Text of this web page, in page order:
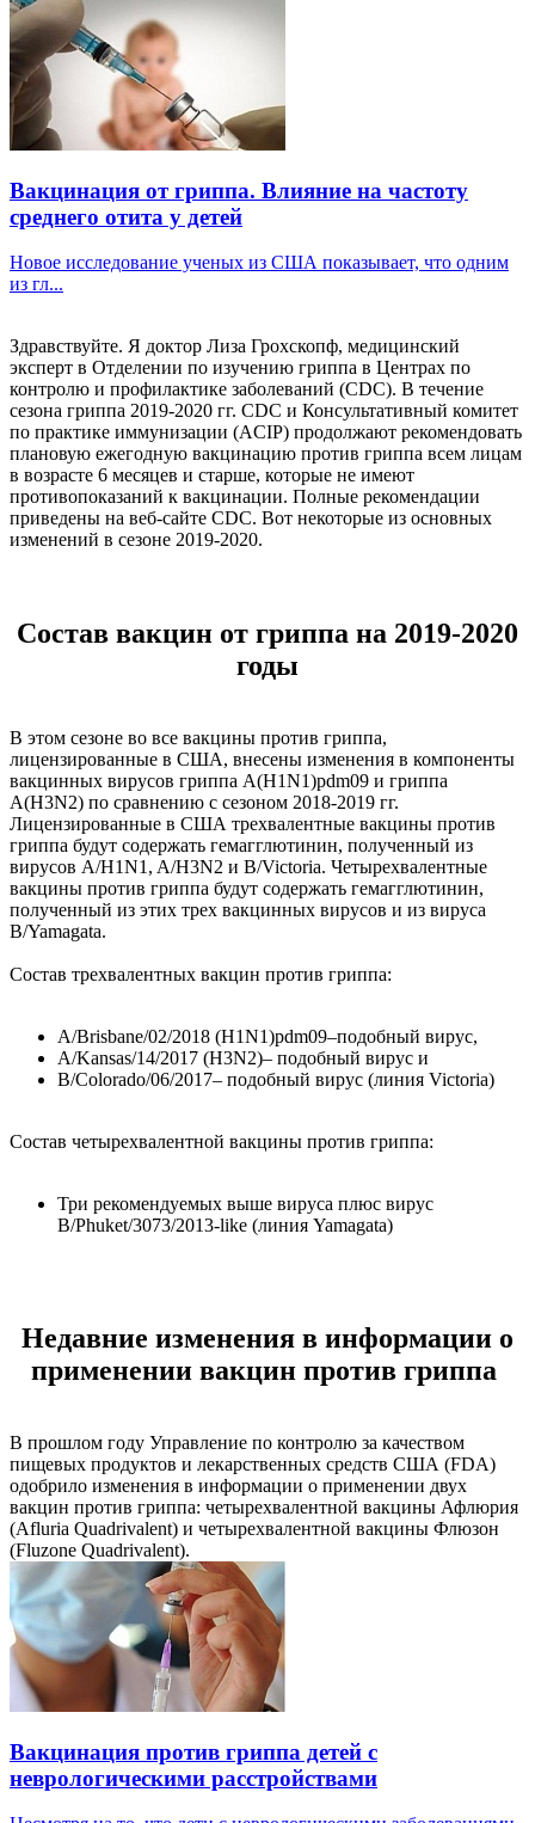
Вакцинация от гриппа. Влияние на частоту
среднего отита у детей
Новое исследование ученых из США показывает, что одним
из гл...
Здравствуйте. Я доктор Лиза Грохскопф, медицинский
эксперт в Отделении по изучению гриппа в Центрах по
контролю и профилактике заболеваний (CDC). В течение
сезона гриппа 2019-2020 гг. CDC и Консультативный комитет
по практике иммунизации (ACIP) продолжают рекомендовать
плановую ежегодную вакцинацию против гриппа всем лицам
в возрасте 6 месяцев и старше, которые не имеют
противопоказаний к вакцинации. Полные рекомендации
приведены на веб-сайте CDC. Вот некоторые из основных
изменений в сезоне 2019-2020.
Состав вакцин от гриппа на 2019-2020
годы
В этом сезоне во все вакцины против гриппа,
лицензированные в США, внесены изменения в компоненты
вакцинных вирусов гриппа A(H1N1)pdm09 и гриппа
A(H3N2) по сравнению с сезоном 2018-2019 гг.
Лицензированные в США трехвалентные вакцины против
гриппа будут содержать гемагглютинин, полученный из
вирусов A/H1N1, A/H3N2 и B/Victoria. Четырехвалентные
вакцины против гриппа будут содержать гемагглютинин,
полученный из этих трех вакцинных вирусов и из вируса
B/Yamagata.
Состав трехвалентных вакцин против гриппа:
A/Brisbane/02/2018 (H1N1)pdm09–подобный вирус,
A/Kansas/14/2017 (H3N2)– подобный вирус и
B/Colorado/06/2017– подобный вирус (линия Victoria)
Состав четырехвалентной вакцины против гриппа:
Три рекомендуемых выше вируса плюс вирус
B/Phuket/3073/2013-like (линия Yamagata)
Недавние изменения в информации о
применении вакцин против гриппа
В прошлом году Управление по контролю за качеством
пищевых продуктов и лекарственных средств США (FDA)
одобрило изменения в информации о применении двух
вакцин против гриппа: четырехвалентной вакцины Афлюрия
(Afluria Quadrivalent) и четырехвалентной вакцины Флюзон
(Fluzone Quadrivalent).
Вакцинация против гриппа детей с
неврологическими расстройствами